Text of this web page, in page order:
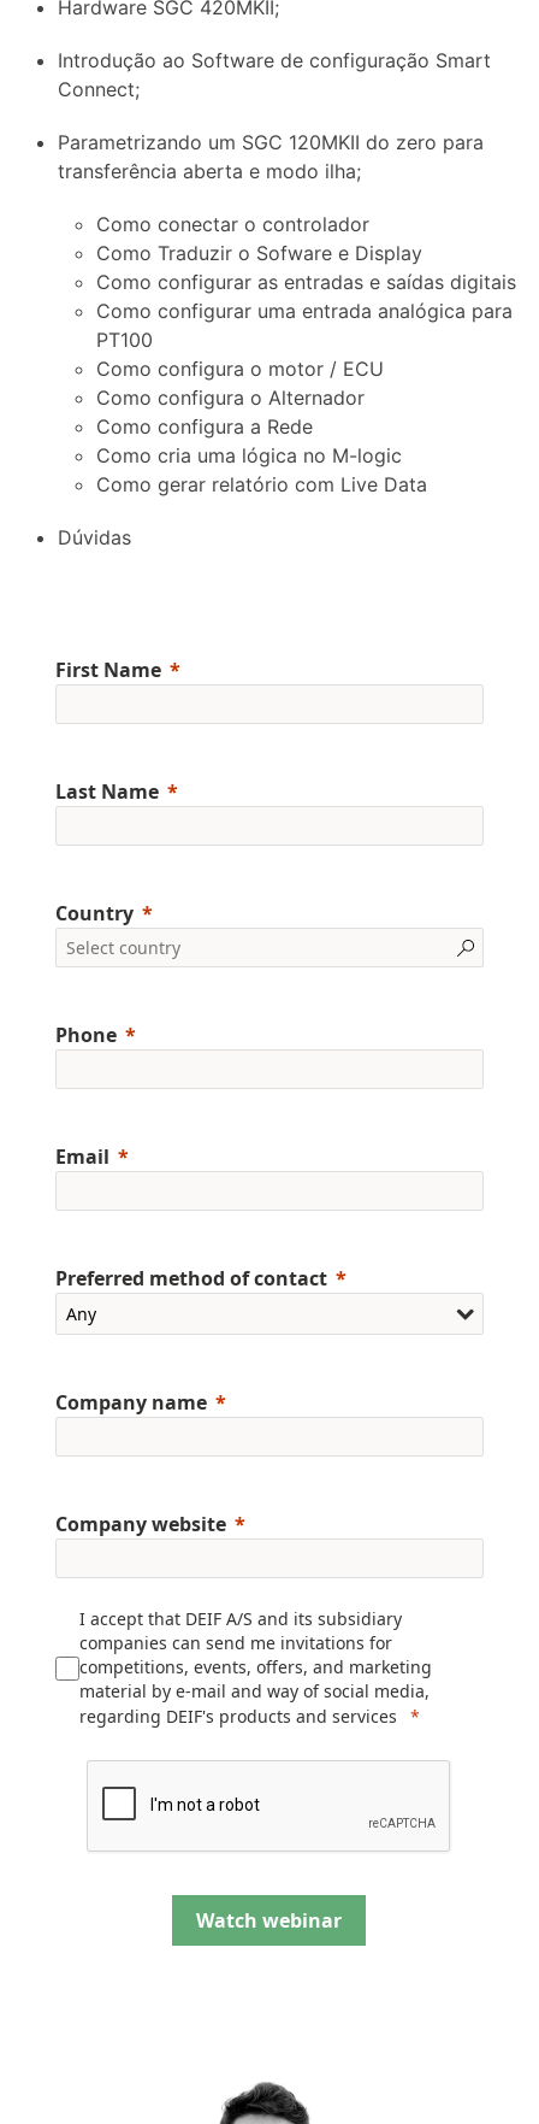
Hardware SGC 420MKII;
Introdução ao Software de configuração Smart
Connect;
Parametrizando um SGC 120MKII do zero para
transferência aberta e modo ilha;
Como conectar o controlador
Como Traduzir o Sofware e Display
Como configurar as entradas e saídas digitais
Como configurar uma entrada analógica para
PT100
Como configura o motor / ECU
Como configura o Alternador
Como configura a Rede
Como cria uma lógica no M-logic
Como gerar relatório com Live Data
Dúvidas
First Name
Last Name
Country
Phone
Email
Preferred method of contact
Company name
Company website
I accept that DEIF A/S and its subsidiary
companies can send me invitations for
competitions, events, offers, and marketing
material by e-mail and way of social media,
regarding DEIF's products and services
Watch webinar